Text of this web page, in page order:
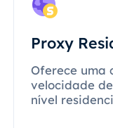
Proxy
Oferece uma
velocidade
nível